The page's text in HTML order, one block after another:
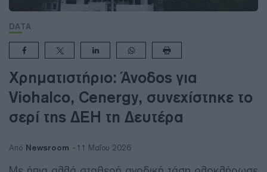
DATA
Χρηματιστήριο: Άνοδος για
Viohalco, Cenergy, συνεχίστηκε το
σερί της ΔΕΗ τη Δευτέρα
Από Newsroom 11 Μαΐου 2026